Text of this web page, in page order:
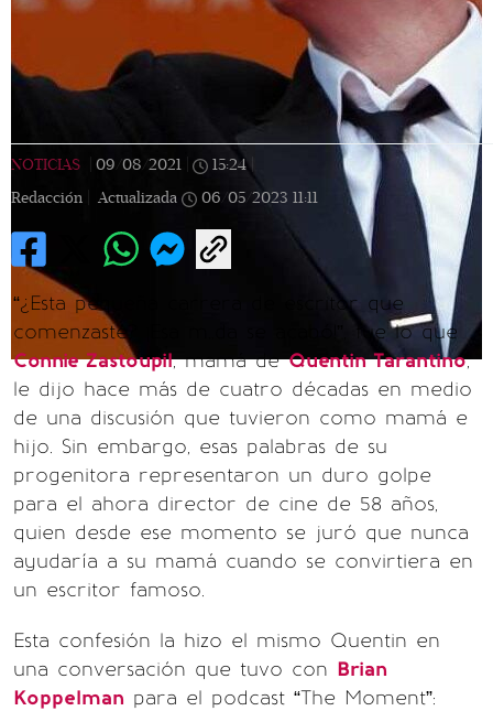
NOTICIAS 09/08/2021 15:24
Redacción |
Actualizada 06/05/2023 11:11
“¿Esta pequeña carrera de escritor que
comenzaste? ¡Esa m..da se acabó!”, fue lo que
Connie Zastoupil, mamá deQuentin Tarantino,
le dijo hace más de cuatro décadas en medio
de una discusión que tuvieron como mamá e
hijo. Sin embargo, esas palabras de su
progenitora representaron un duro golpe
para el ahora director de cine de 58 años,
quien desde ese momento se juró que nunca
ayudaría a su mamá cuando se convirtiera en
un escritor famoso.
Esta confesión la hizo el mismo Quentin en
una conversación que tuvo con Brian
Koppelman para el podcast “The Moment”: